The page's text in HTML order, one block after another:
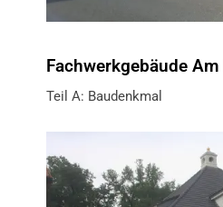
Fachwerkgebäude
Teil A: Baudenkmal